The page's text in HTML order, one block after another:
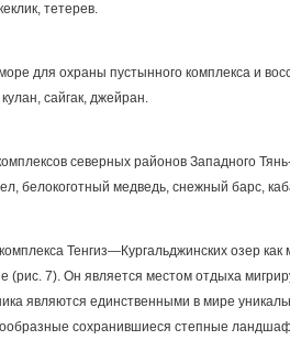
тетерев.
для охраны пустынного комплекса и
сайгак, джейран.
северных районов Западного
белокоготный медведь, снежный барс,
Тенгиз—Кургальджинских озер как
7). Он является местом отдыха
являются единственными в мире
сохранившиеся степные